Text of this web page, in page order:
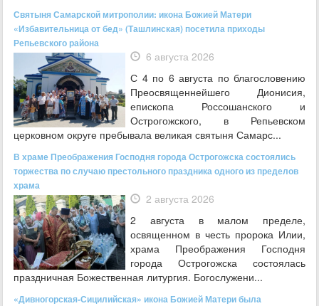
Святыня Самарской митрополии: икона Божией Матери
«Избавительница от бед» (Ташлинская) посетила приходы
Репьевского района
6 августа 2026
С 4 по 6 августа по благословению
Преосвященнейшего Дионисия,
епископа Россошанского и
Острогожского, в Репьевском
церковном округе пребывала великая святыня Самарс...
В храме Преображения Господня города Острогожска состоялись
торжества по случаю престольного праздника одного из пределов
храма
2 августа 2026
2 августа в малом пределе,
освященном в честь пророка Илии,
храма Преображения Господня
города Острогожска состоялась
праздничная Божественная литургия. Богослужени...
«Дивногорская-Сицилийская» икона Божией Матери была